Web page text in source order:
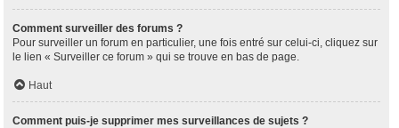
Comment surveiller des forums ?
Pour surveiller un forum en particulier, une fois entré sur celui-ci, cliquez sur
le lien « Surveiller ce forum » qui se trouve en bas de page.
Haut
Comment puis-je supprimer mes surveillances de sujets ?